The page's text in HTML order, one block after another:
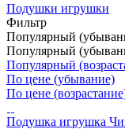
Подушки игрушки
Фильтр
Популярный
Популярный
Популярный
По цене (убывание)
По цене
Подушка игрушка